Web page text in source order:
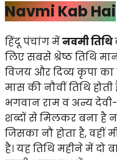
Navmi Kab Hai
हिंदू पंचांग मेंनवमी तिथि
लिए सबसे श्रेष्ठ तिथि
विजय और दिव्य कृपा का
मास की नौवीं तिथि
भगवान राम व अन्य
शब्दों से मिलकर बना है
जिसका नौ होता है, वहीं
है। यह तिथि महीने में दो